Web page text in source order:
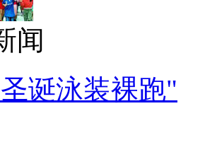
闻
诞泳装裸跑"